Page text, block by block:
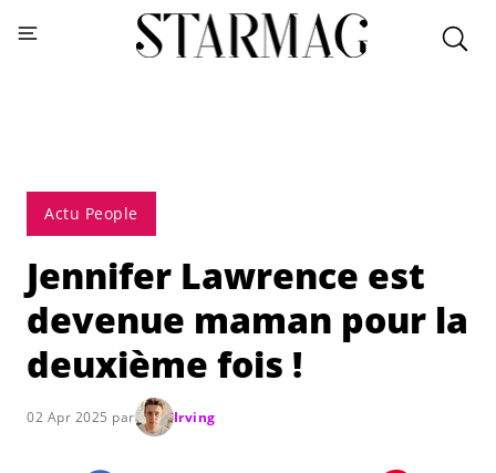
Actu People
Jennifer Lawrence est
devenue maman pour la
deuxième fois !
02 Apr 2025 par Irving